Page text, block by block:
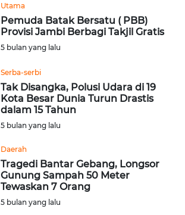
Utama
Pemuda Batak Bersatu ( PBB)
Provisi Jambi Berbagi Takjil Gratis
5 bulan yang lalu
Serba-serbi
Tak Disangka, Polusi Udara di 19
Kota Besar Dunia Turun Drastis
dalam 15 Tahun
5 bulan yang lalu
Daerah
Tragedi Bantar Gebang, Longsor
Gunung Sampah 50 Meter
Tewaskan 7 Orang
5 bulan yang lalu